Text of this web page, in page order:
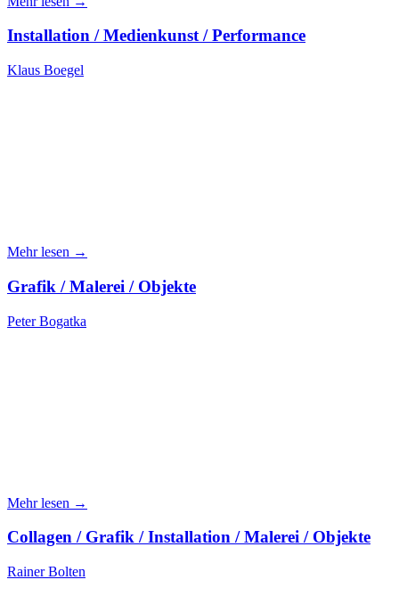
Installation / Medienkunst / Performance
Klaus Boegel
Mehr lesen →
Grafik / Malerei / Objekte
Peter Bogatka
Mehr lesen →
Collagen / Grafik / Installation / Malerei / Objekte
Rainer Bolten